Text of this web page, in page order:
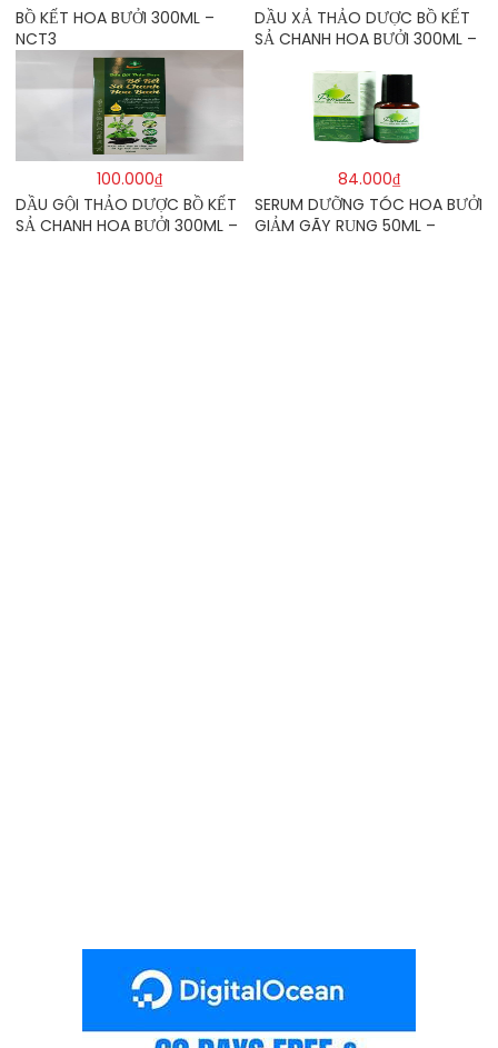
BỒ KẾT HOA BƯỞI 300ML –
NCT3
DẦU XẢ THẢO DƯỢC BỒ KẾT
SẢ CHANH HOA BƯỞI 300ML –
100.000₫
DẦU GỘI THẢO DƯỢC BỒ KẾT
SẢ CHANH HOA BƯỞI 300ML –
84.000₫
SERUM DƯỠNG TÓC HOA BƯỞI
GIẢM GÃY RỤNG 50ML –